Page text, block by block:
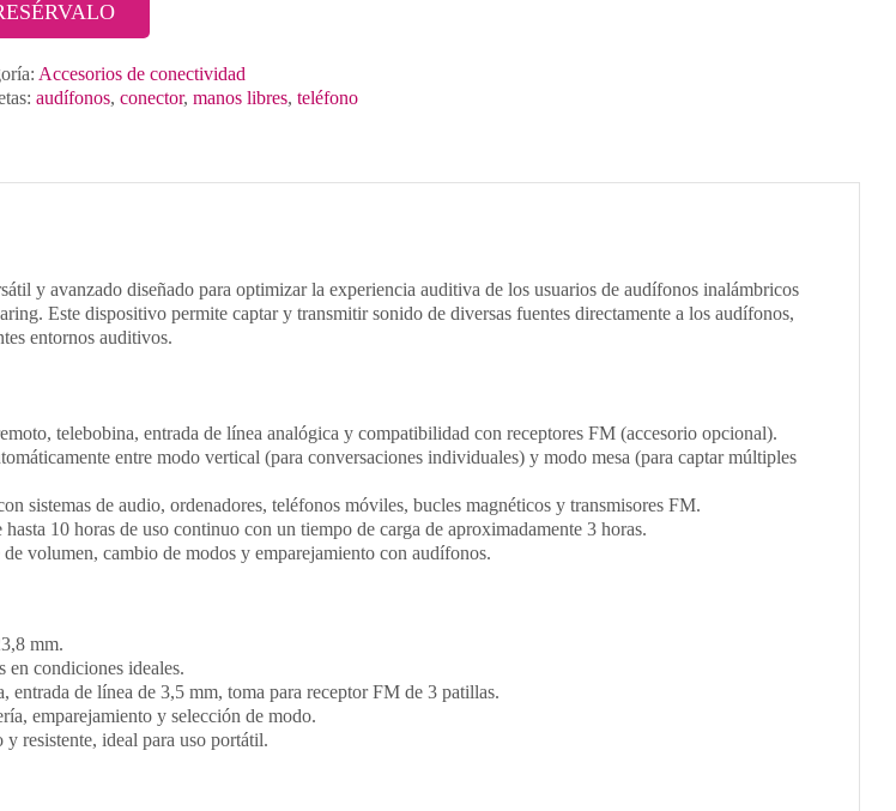
Accesorios de conectividad
audífonos, conector, manos libres, teléfono
y avanzado diseñado para optimizar la experiencia auditiva de los usuarios de audífonos inalámbricos
Este dispositivo permite captar y transmitir sonido de diversas fuentes directamente a los audífonos,
entornos auditivos.
telebobina, entrada de línea analógica y compatibilidad con receptores FM (accesorio opcional).
entre modo vertical (para conversaciones individuales) y modo mesa (para captar múltiples
sistemas de audio, ordenadores, teléfonos móviles, bucles magnéticos y transmisores FM.
hasta 10 horas de uso continuo con un tiempo de carga de aproximadamente 3 horas.
de volumen, cambio de modos y emparejamiento con audífonos.
mm.
en condiciones ideales.
entrada de línea de 3,5 mm, toma para receptor FM de 3 patillas.
emparejamiento y selección de modo.
resistente, ideal para uso portátil.